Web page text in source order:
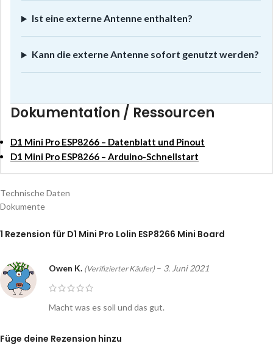
Ist eine externe Antenne enthalten?
Kann die externe Antenne sofort genutzt werden?
Dokumentation / Ressourcen
D1 Mini Pro ESP8266 – Datenblatt und Pinout
D1 Mini Pro ESP8266 – Arduino-Schnellstart
Technische Daten
Dokumente
1 Rezension für D1 Mini Pro Lolin ESP8266 Mini Board
Owen K. (Verifizierter Käufer) – 3. Juni 2021
Macht was es soll und das gut.
Füge deine Rezension hinzu